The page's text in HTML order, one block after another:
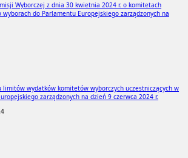
Wyborczej z dnia 30 kwietnia 2024 r. o komitetach
do Parlamentu Europejskiego zarządzonych na
limitów wydatków komitetów wyborczych uczestniczących w
zarządzonych na dzień 9 czerwca 2024 r.